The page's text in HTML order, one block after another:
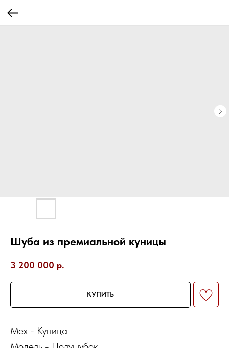
Шуба из премиальной куницы
3 200 000 р.
КУПИТЬ
Мех - Куница